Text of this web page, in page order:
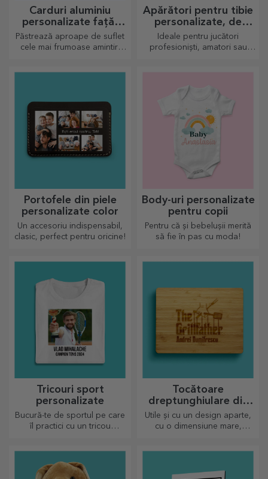
Carduri aluminiu
personalizate față-
verso
Păstrează aproape de suflet
cele mai frumoase amintiri
Apărători pentru tibie
personalizate, de
fotbal
Ideale pentru jucători
profesioniști, amatori sau
Portofele din piele
personalizate color
Un accesoriu indispensabil,
clasic, perfect pentru oricine!
Body-uri personalizate
pentru copii
Pentru că și bebelușii merită
să fie în pas cu moda!
Tricouri sport
personalizate
Bucură-te de sportul pe care
îl practici cu un tricou
Tocătoare
dreptunghiulare din
bambus
Utile și cu un design aparte,
cu o dimensiune mare,
în bucătărie.